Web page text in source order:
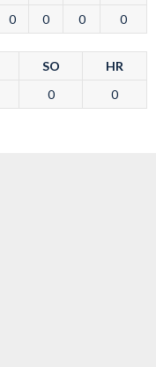
0 0 0 0
SO
HR
0 0